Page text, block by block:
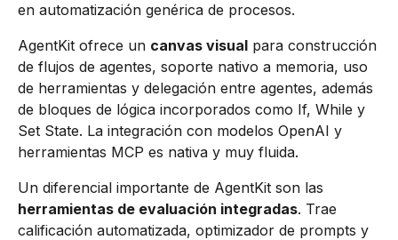
en automatización genérica de procesos.
AgentKit ofrece un canvas visual para construcción
de flujos de agentes, soporte nativo a memoria, uso
de herramientas y delegación entre agentes, además
de bloques de lógica incorporados como If, While y
Set State. La integración con modelos OpenAI y
herramientas MCP es nativa y muy fluida.
Un diferencial importante de AgentKit son las
herramientas de evaluación integradas. Trae
calificación automatizada, optimizador de prompts y